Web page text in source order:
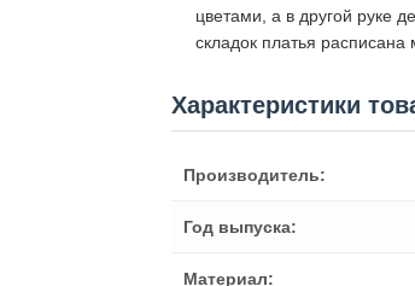
цветами, а в другой руке
складок платья расписана
Характеристики
Производитель:
Год выпуска:
Материал: